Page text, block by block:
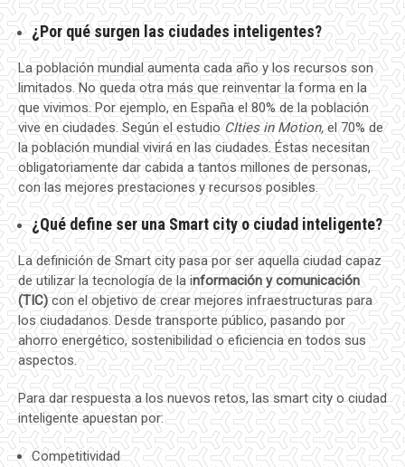
¿Por qué surgen las ciudades inteligentes?
La población mundial aumenta cada año y los recursos son
limitados. No queda otra más que reinventar la forma en la
que vivimos. Por ejemplo, en España el 80% de la población
vive en ciudades. Según el estudioCIties in Motion,el 70% de
la población mundial vivirá en las ciudades. Éstas necesitan
obligatoriamente dar cabida a tantos millones de personas,
con las mejores prestaciones y recursos posibles.
¿Qué define ser una Smart city o ciudad inteligente?
La definición de Smart city pasa por ser aquella ciudad capaz
de utilizar la tecnología de la información y comunicación
(TIC)con el objetivo de crear mejores infraestructuras para
los ciudadanos. Desde transporte público, pasando por
ahorro energético, sostenibilidad o eficiencia en todos sus
aspectos.
Para dar respuesta a los nuevos retos, las smart city o ciudad
inteligente apuestan por:
Competitividad